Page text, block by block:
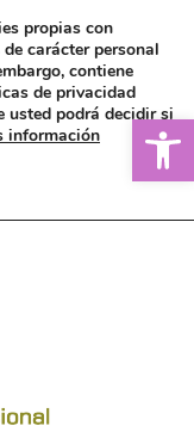
propias con
carácter personal
contiene
de privacidad
usted podrá decidir si
información